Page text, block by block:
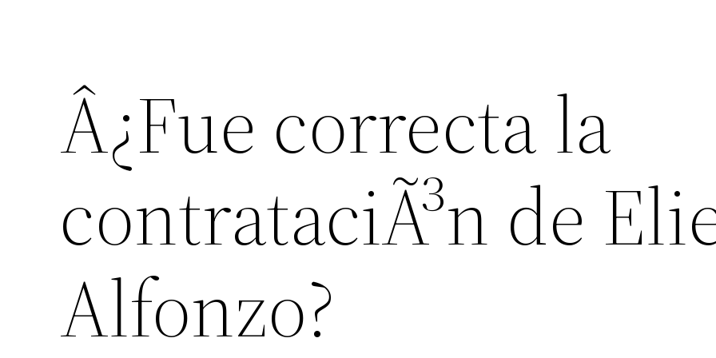
Â¿Fue correcta la
contrataciÃ³n de
Alfonzo?